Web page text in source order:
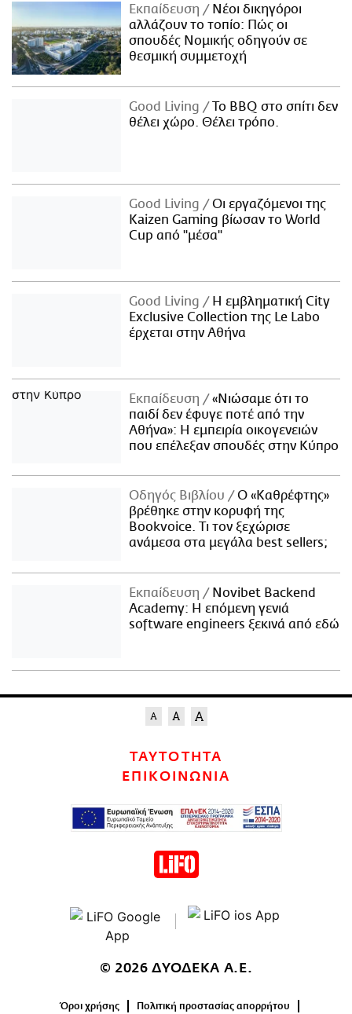
Εκπαίδευση
Νέοι δικηγόροι
αλλάζουν το τοπίο: Πώς οι
σπουδές Νομικής οδηγούν σε
θεσμική συμμετοχή
Good Living
Το BBQ στο σπίτι δεν
θέλει χώρο. Θέλει τρόπο.
Good Living
Οι εργαζόμενοι της
Kaizen Gaming βίωσαν το World
Cup από "μέσα"
Good Living
Η εμβληματική City
Exclusive Collection της Le Labo
έρχεται στην Αθήνα
Εκπαίδευση
«Νιώσαμε ότι το
παιδί δεν έφυγε ποτέ από την
Αθήνα»: Η εμπειρία οικογενειών
που επέλεξαν σπουδές στην Κύπρο
Οδηγός Βιβλίου
Ο «Καθρέφτης»
βρέθηκε στην κορυφή της
Bookvoice. Τι τον ξεχώρισε
ανάμεσα στα μεγάλα best sellers;
Εκπαίδευση
Novibet Backend
Academy: Η επόμενη γενιά
software engineers ξεκινά από εδώ
ΤΑΥΤΟΤΗΤΑ
ΕΠΙΚΟΙΝΩΝΙΑ
© 2026 ΔΥΟΔΕΚΑ Α.Ε.
Όροι χρήσης Πολιτική προστασίας απορρήτου